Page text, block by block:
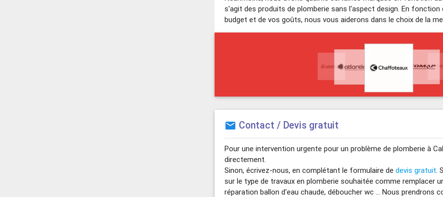
s'agit des produits de plomberie sans l'aspect design. En fonction
budget et de vos goûts, nous vous aiderons dans le choix de la
mail Contact / Devis gratuit
Pour une intervention urgente pour un problème de plomberie à
directement.
Sinon, écrivez-nous, en complétant le formulaire dedevis gratuit.
sur le type de travaux en plomberie souhaitée comme remplacer
réparation ballon d'eau chaude, déboucher wc ... Nous prendrons